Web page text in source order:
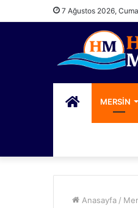
7 Ağustos 2026, Cuma
PORTALMERSIN
Anasayfa /